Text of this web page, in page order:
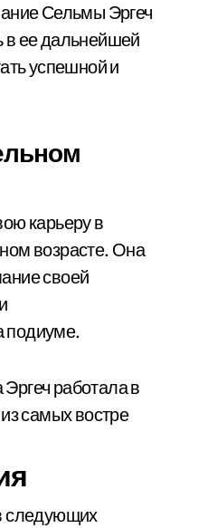
Сельмы Эргеч
в ее дальнейшей
успешной и
карьеру в
возрасте. Она
своей
подиуме.
работала в
самых востре
следующих